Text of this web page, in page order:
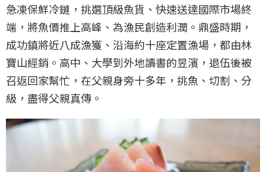
急凍保鮮冷鏈，挑選頂級魚貨、快速送達國際市場終
端，將魚價推上高峰、為漁民創造利潤。鼎盛時期，
成功鎮將近八成漁獲、沿海約十座定置漁場，都由林
寶山經銷。高中、大學到外地讀書的昱濱，退伍後被
召返回家幫忙，在父親身旁十多年，挑魚、切割、分
級，盡得父親真傳。